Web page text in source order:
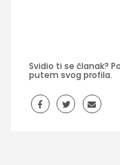
Svidio ti se članak?
putem svog profila.